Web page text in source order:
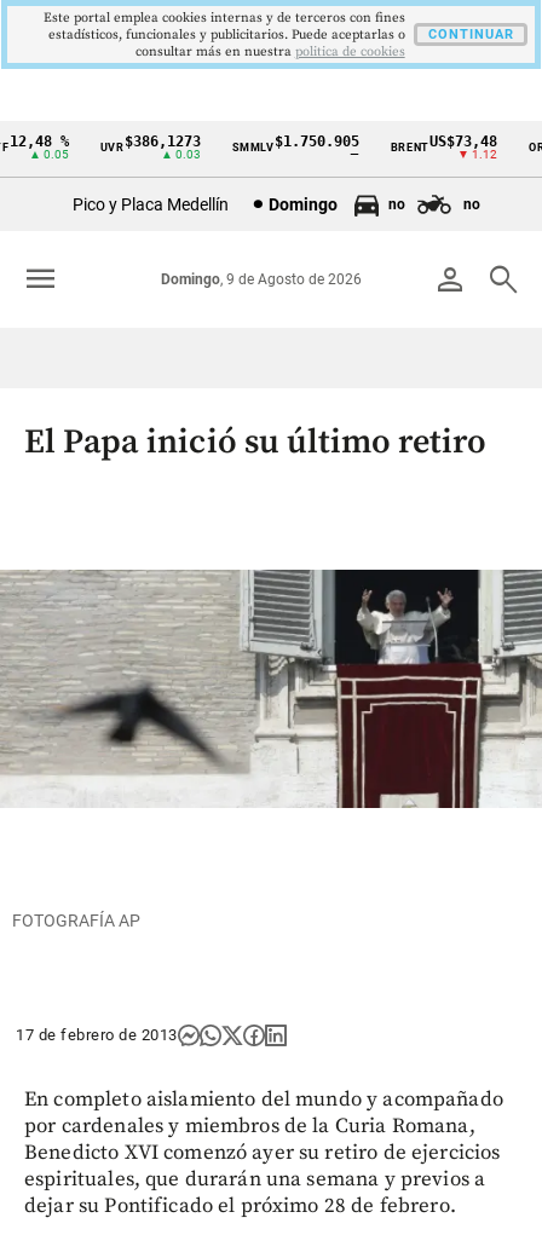
Cintillo
Colombia
%
▲ 0.05
UVR$386,1273
▲ 0.03
SMMLV$1.750.905 BRENTUS$73,48
▼ 1.12
ORO
Pico y Placa Medellín Domingo no no
person search
Domingo, 9 de Agosto de 2026
menu
El Papa inició su último retiro
FOTOGRAFÍA AP
17 de febrero de 2013
En completo aislamiento del mundo y acompañado
por cardenales y miembros de la Curia Romana,
Benedicto XVI comenzó ayer su retiro de ejercicios
espirituales, que durarán una semana y previos a
dejar su Pontificado el próximo 28 de febrero.
Este portal emplea cookies internas y de terceros con fines
estadísticos, funcionales y publicitarios. Puede aceptarlas o
consultar más en nuestra politica de cookies
CONTINUAR